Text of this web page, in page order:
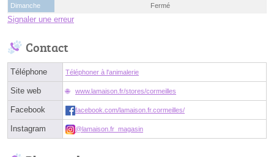
Dimanche
Fermé
Signaler une erreur
Contact
Téléphone Téléphoner à l'animalerie
Site web www.lamaison.fr/stores/cormeilles
Facebook facebook.com/lamaison.fr.cormeilles/
Instagram @lamaison.fr_magasin